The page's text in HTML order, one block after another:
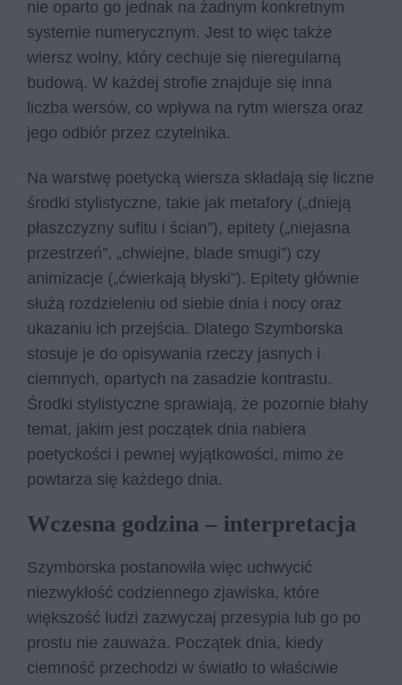
nie oparto go jednak na żadnym konkretnym
systemie numerycznym. Jest to więc także
wiersz wolny, który cechuje się nieregularną
budową. W każdej strofie znajduje się inna
liczba wersów, co wpływa na rytm wiersza oraz
jego odbiór przez czytelnika.
Na warstwę poetycką wiersza składają się liczne
środki stylistyczne, takie jak metafory („dnieją
płaszczyzny sufitu i ścian”), epitety („niejasna
przestrzeń”, „chwiejne, blade smugi”) czy
animizacje („ćwierkają błyski”). Epitety głównie
służą rozdzieleniu od siebie dnia i nocy oraz
ukazaniu ich przejścia. Dlatego Szymborska
stosuje je do opisywania rzeczy jasnych i
ciemnych, opartych na zasadzie kontrastu.
Środki stylistyczne sprawiają, że pozornie błahy
temat, jakim jest początek dnia nabiera
poetyckości i pewnej wyjątkowości, mimo że
powtarza się każdego dnia.
Wczesna godzina – interpretacja
Szymborska postanowiła więc uchwycić
niezwykłość codziennego zjawiska, które
większość ludzi zazwyczaj przesypia lub go po
prostu nie zauważa. Początek dnia, kiedy
ciemność przechodzi w światło to właściwie